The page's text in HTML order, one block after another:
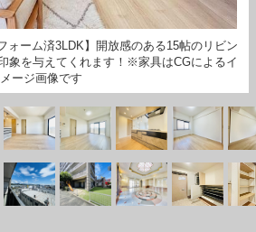
ォーム済3LDK】開放感のある15帖のリビン
象を与えてくれます！※家具はCGによるイ
メージ画像です